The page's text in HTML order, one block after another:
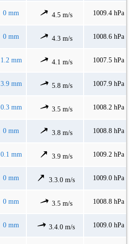
0 mm 4.5 m/s 1009.4 hPa
0 mm 4.3 m/s 1008.6 hPa
1.2 mm 4.1 m/s 1007.5 hPa
3.9 mm 5.8 m/s 1007.9 hPa
0.3 mm 3.5 m/s 1008.2 hPa
0 mm 3.8 m/s 1008.8 hPa
0.1 mm 3.9 m/s 1009.2 hPa
0 mm 3.3.0 m/s 1009.0 hPa
0 mm 3.5 m/s 1008.8 hPa
0 mm 3.4.0 m/s 1009.0 hPa